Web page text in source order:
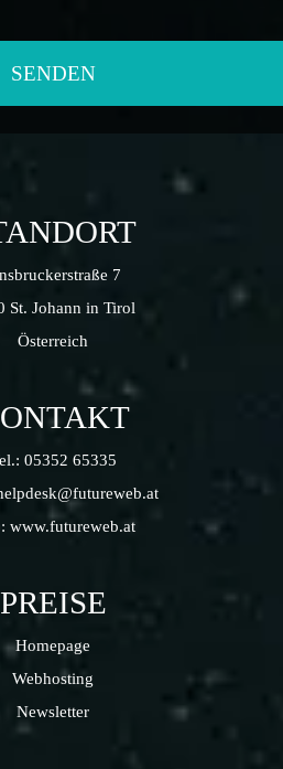
7
St. Johann in Tirol
Österreich
05352 65335
www.futureweb.at
PREISE
Homepage
Webhosting
Newsletter